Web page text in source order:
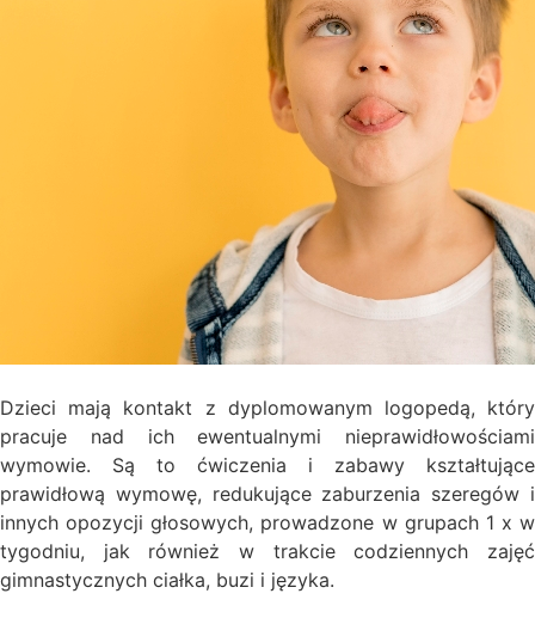
Dzieci mają kontakt z dyplomowanym logopedą, który
pracuje nad ich ewentualnymi nieprawidłowościami
wymowie. Są to ćwiczenia i zabawy kształtujące
prawidłową wymowę, redukujące zaburzenia szeregów i
innych opozycji głosowych, prowadzone w grupach 1 x w
tygodniu, jak również w trakcie codziennych zajęć
gimnastycznych ciałka, buzi i języka.